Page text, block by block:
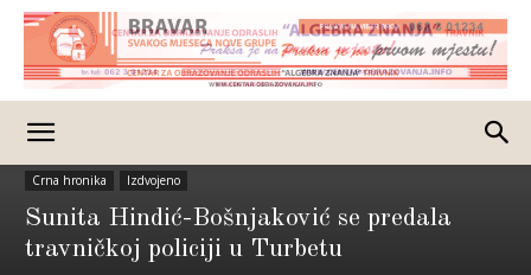
Crna hronika Izdvojeno
Sunita Hindić-Bošnjaković se predala
travničkoj policiji u Turbetu